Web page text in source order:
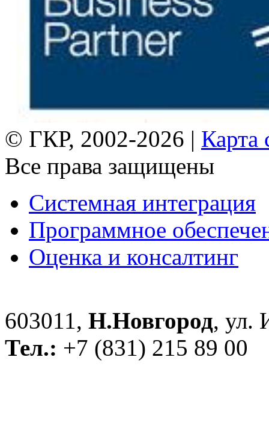
© ГКР, 2002-2026 | Карта
Все права защищены
Системная интеграция
Программное
Оценка и консалтинг
603011, Н.Новгород, ул.
Тел.: +7 (831) 215 89 00